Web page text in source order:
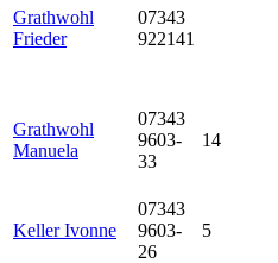
Grathwohl
Frieder
07343
922141
Grathwohl
Manuela
07343
9603-
33
14
Keller Ivonne
07343
9603-
26
5